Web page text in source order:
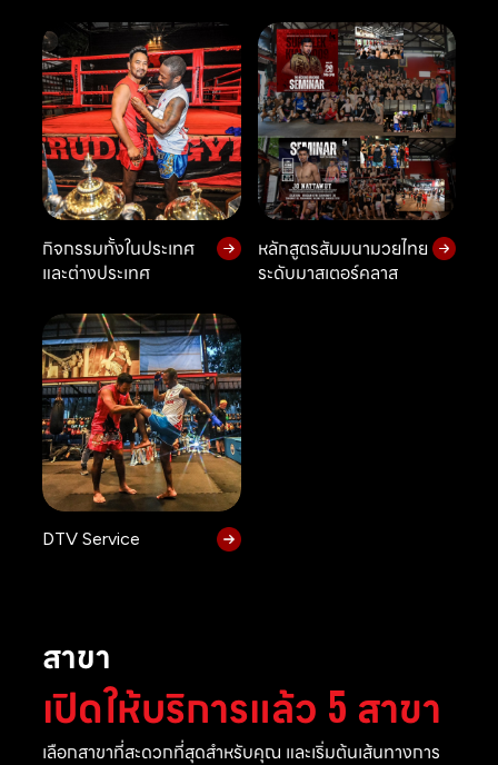
กิจกรรมทั้งในประเทศ
และต่างประเทศ
หลักสูตรสัมมนามวยไทย
ระดับมาสเตอร์คลาส
DTV Service
สาขา
เปิดให้บริการแล้ว 5 สาขา
เลือกสาขาที่สะดวกที่สุดสำหรับคุณ และเริ่มต้นเส้นทางการ